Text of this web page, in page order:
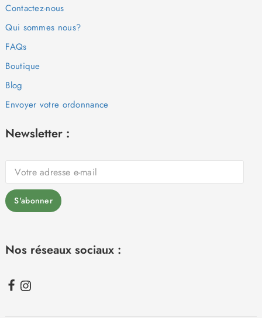
Contactez-nous
Qui sommes nous?
FAQs
Boutique
Blog
Envoyer votre ordonnance
Newsletter :
Nos réseaux sociaux :